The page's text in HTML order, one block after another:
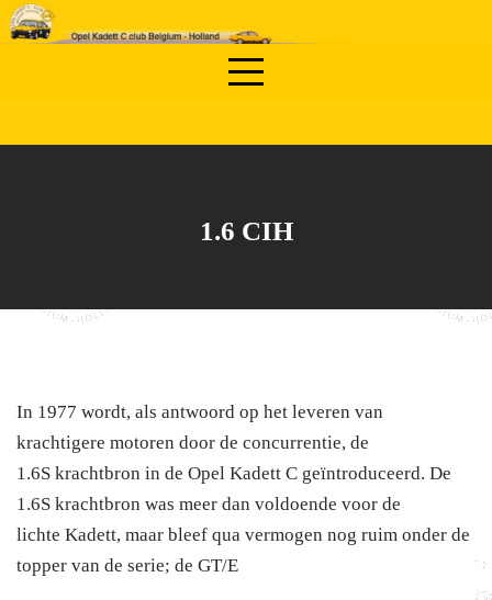
Skip
to
1.6 CIH
In 1977 wordt, als antwoord op het leveren van
krachtigere motoren door de concurrentie, de
1.6S krachtbron in de Opel Kadett C geïntroduceerd. De
1.6S krachtbron was meer dan voldoende voor de
lichte Kadett, maar bleef qua vermogen nog ruim onder de
topper van de serie; de GT/E